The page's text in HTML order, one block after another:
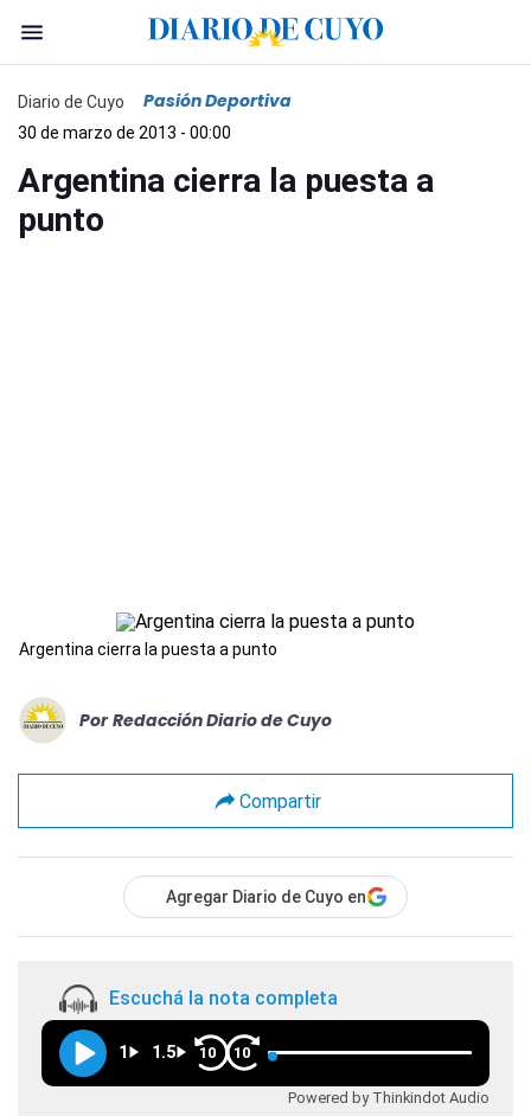
Diario de Cuyo Pasión Deportiva
30 de marzo de 2013 - 00:00
Argentina cierra la puesta a
punto
Argentina cierra la puesta a punto
Por Redacción Diario de Cuyo
Compartir
Agregar Diario de Cuyo en
Escuchá la nota completa
1 1.5 10 10
Powered by Thinkindot Audio